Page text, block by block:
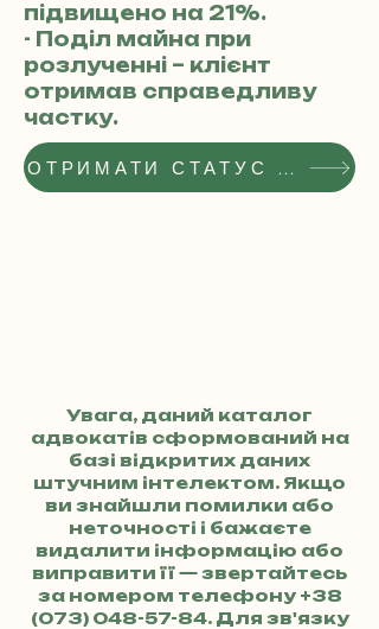
підвищено на 21%.
- Поділ майна при
розлученні – клієнт
отримав справедливу
частку.
ОТРИМАТИ СТАТУС РЕКОМЕНДОВАНОГО АДВОКАТА
Увага, даний каталог
адвокатів сформований на
базі відкритих даних
штучним інтелектом. Якщо
ви знайшли помилки або
неточності і бажаєте
видалити інформацію або
виправити її — звертайтесь
за номером телефону +38
(073) 048-57-84. Для зв'язку